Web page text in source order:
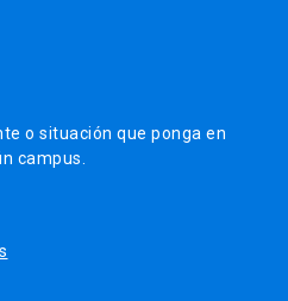
o situación que ponga en
campus.